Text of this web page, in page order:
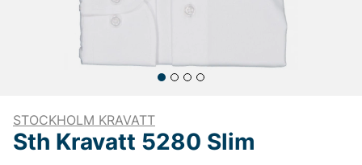
STOCKHOLM KRAVATT
Sth Kravatt 5280 Slim